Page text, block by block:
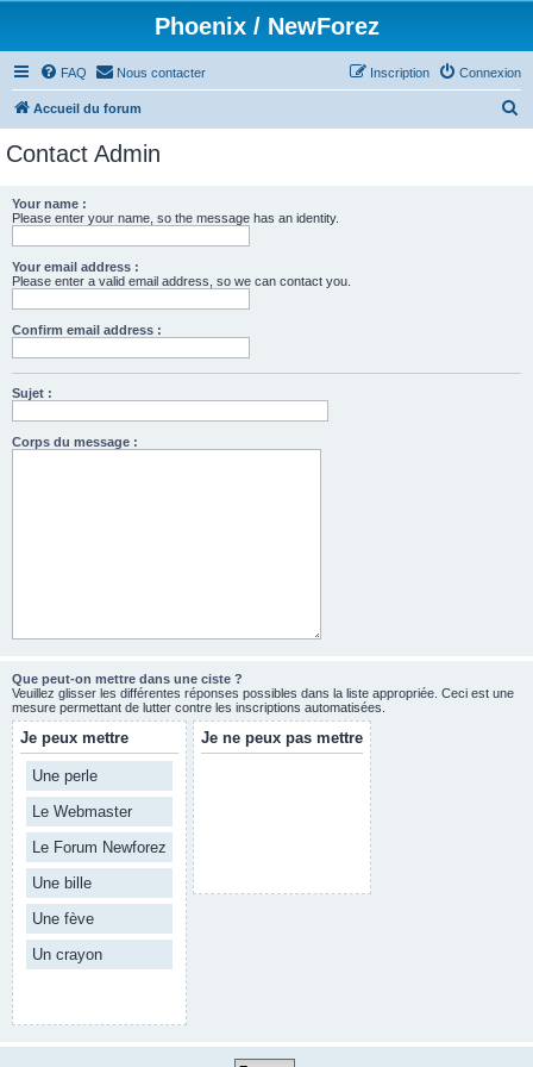
Phoenix / NewForez
FAQ Nous contacter Connexion
Inscription
Accueil du forum
Contact Admin
Your name :
Please enter your name, so the message has an identity.
Your email address :
Please enter a valid email address, so we can contact you.
Confirm email address :
Sujet :
Corps du message :
Que peut-on mettre dans une ciste ?
Veuillez glisser les différentes réponses possibles dans la liste appropriée. Ceci est une
mesure permettant de lutter contre les inscriptions automatisées.
Je peux mettre
Une perle
Le Webmaster
Le Forum Newforez
Une bille
Une fève
Un crayon
Je ne peux pas mettre